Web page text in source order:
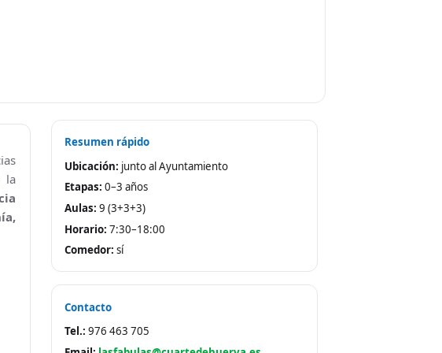
de Agua
Empresarial
la
Resumen rápido
Ubicación: junto al Ayuntamiento
Etapas: 0–3 años
Aulas: 9 (3+3+3)
Horario: 7:30–18:00
Comedor: sí
Contacto
Tel.: 976 463 705